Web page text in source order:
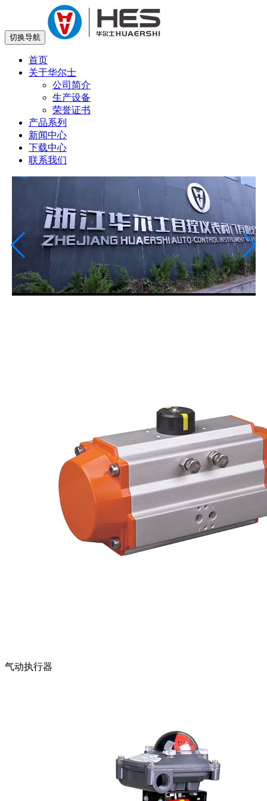
切换导航
首页
关于华尔士
公司简介
生产设备
荣誉证书
产品系列
新闻中心
下载中心
联系我们
气动执行器